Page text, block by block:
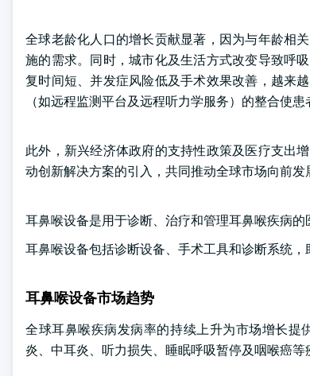
全球老龄化人口的增长贡献显著，因为与年龄相
施的需求。同时，城市化及生活方式改变导致呼
复时间短、并发症风险低及手术效果改善，越来
（如远程监测平台及远程听力学服务）的整合使
此外，新兴经济体政府的支持性政策及医疗支出
动创新解决方案的引入，共同推动全球市场向前
耳鼻喉设备是用于诊断、治疗和管理耳鼻喉疾病的
耳鼻喉设备包括诊断设备、手术工具和诊断系统
耳鼻喉设备市场趋势
全球耳鼻喉疾病发病率的持续上升为市场增长
炎、中耳炎、听力损失、睡眠呼吸暂停及咽喉癌